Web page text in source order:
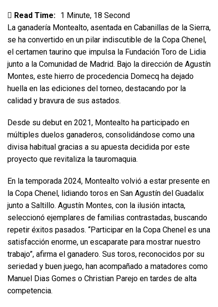
Read Time: 1 Minute, 18 Second
La ganadería Montealto, asentada en Cabanillas de la Sierra,
se ha convertido en un pilar indiscutible de la Copa Chenel,
el certamen taurino que impulsa la Fundación Toro de Lidia
junto a la Comunidad de Madrid. Bajo la dirección de Agustín
Montes, este hierro de procedencia Domecq ha dejado
huella en las ediciones del torneo, destacando por la
calidad y bravura de sus astados.
Desde su debut en 2021, Montealto ha participado en
múltiples duelos ganaderos, consolidándose como una
divisa habitual gracias a su apuesta decidida por este
proyecto que revitaliza la tauromaquia.
En la temporada 2024, Montealto volvió a estar presente en
la Copa Chenel, lidiando toros en San Agustín del Guadalix
junto a Saltillo. Agustín Montes, con la ilusión intacta,
seleccionó ejemplares de familias contrastadas, buscando
repetir éxitos pasados. “Participar en la Copa Chenel es una
satisfacción enorme, un escaparate para mostrar nuestro
trabajo”, afirma el ganadero. Sus toros, reconocidos por su
seriedad y buen juego, han acompañado a matadores como
Manuel Dias Gomes o Christian Parejo en tardes de alta
competencia.